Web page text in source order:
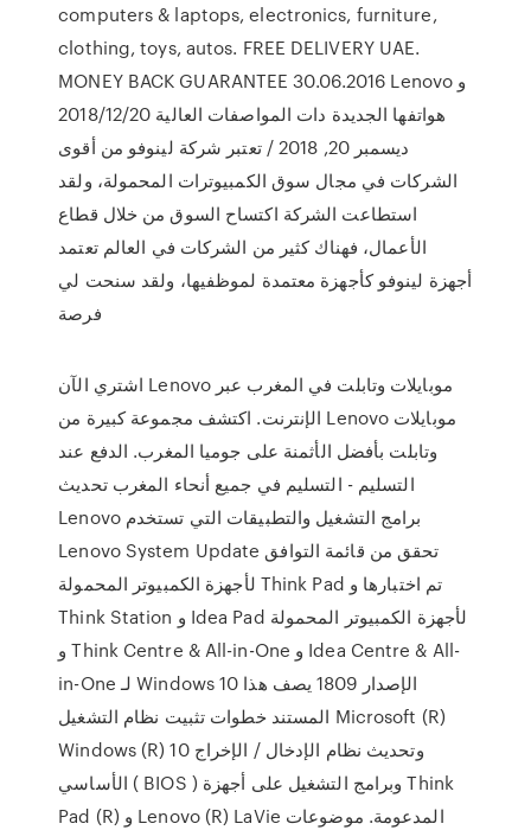
computers & laptops, electronics, furniture,
clothing, toys, autos. FREE DELIVERY UAE.
MONEY BACK GUARANTEE 30.06.2016 Lenovo و
هواتفها الجديدة دات المواصفات العالية 20‏/12‏/2018
ديسمبر 20, 2018 / تعتبر شركة لينوفو من أقوى
الشركات في مجال سوق الكمبيوترات المحمولة، ولقد
استطاعت الشركة اكتساح السوق من خلال قطاع
الأعمال، فهناك كثير من الشركات في العالم تعتمد
أجهزة لينوفو كأجهزة معتمدة لموظفيها، ولقد سنحت لي
فرصة
اشتري الآن Lenovo موبايلات وتابلت في المغرب عبر
الإنترنت. اكتشف مجموعة كبيرة من Lenovo موبايلات
وتابلت بأفضل الأثمنة على جوميا المغرب. الدفع عند
التسليم - التسليم في جميع أنحاء المغرب تحديث
Lenovo برامج التشغيل والتطبيقات التي تستخدم
Lenovo System Update تحقق من قائمة التوافق
لأجهزة الكمبيوتر المحمولة Think Pad تم اختبارها و
Think Station و Idea Pad لأجهزة الكمبيوتر المحمولة
و Think Centre & All-in-One و Idea Centre & All-
in-One لـ Windows 10 الإصدار 1809 يصف هذا
المستند خطوات تثبيت نظام التشغيل Microsoft (R)
Windows (R) 10 وتحديث نظام الإدخال / الإخراج
الأساسي ( BIOS ) وبرامج التشغيل على أجهزة Think
Pad (R) و Lenovo (R) LaVie المدعومة. موضوعات